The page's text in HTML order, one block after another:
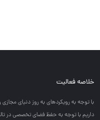
خلاصه فعالیت
با توجه به رويكردهاي به روز دنياي
داريم با توجه به حفظ فضاي تخصصي در